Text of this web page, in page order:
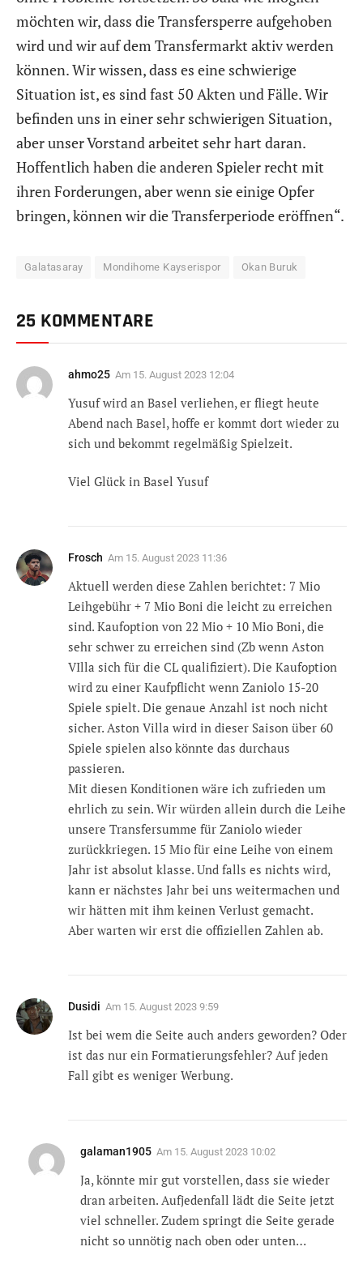
möchten wir, dass die Transfersperre aufgehoben
wird und wir auf dem Transfermarkt aktiv werden
können. Wir wissen, dass es eine schwierige
Situation ist, es sind fast 50 Akten und Fälle. Wir
befinden uns in einer sehr schwierigen Situation,
aber unser Vorstand arbeitet sehr hart daran.
Hoffentlich haben die anderen Spieler recht mit
ihren Forderungen, aber wenn sie einige Opfer
bringen, können wir die Transferperiode eröffnen“.
Galatasaray Mondihome Kayserispor Okan Buruk
25 KOMMENTARE
ahmo25 Am 15. August 2023 12:04
Yusuf wird an Basel verliehen, er fliegt heute
Abend nach Basel, hoffe er kommt dort wieder zu
sich und bekommt regelmäßig Spielzeit.
Viel Glück in Basel Yusuf
Frosch Am 15. August 2023 11:36
Aktuell werden diese Zahlen berichtet: 7 Mio
Leihgebühr + 7 Mio Boni die leicht zu erreichen
sind. Kaufoption von 22 Mio + 10 Mio Boni, die
sehr schwer zu erreichen sind (Zb wenn Aston
VIlla sich für die CL qualifiziert). Die Kaufoption
wird zu einer Kaufpflicht wenn Zaniolo 15-20
Spiele spielt. Die genaue Anzahl ist noch nicht
sicher. Aston Villa wird in dieser Saison über 60
Spiele spielen also könnte das durchaus
passieren.
Mit diesen Konditionen wäre ich zufrieden um
ehrlich zu sein. Wir würden allein durch die Leihe
unsere Transfersumme für Zaniolo wieder
zurückkriegen. 15 Mio für eine Leihe von einem
Jahr ist absolut klasse. Und falls es nichts wird,
kann er nächstes Jahr bei uns weitermachen und
wir hätten mit ihm keinen Verlust gemacht.
Aber warten wir erst die offiziellen Zahlen ab.
Dusidi Am 15. August 2023 9:59
Ist bei wem die Seite auch anders geworden? Oder
ist das nur ein Formatierungsfehler? Auf jeden
Fall gibt es weniger Werbung.
galaman1905 Am 15. August 2023 10:02
Ja, könnte mir gut vorstellen, dass sie wieder
dran arbeiten. Aufjedenfall lädt die Seite jetzt
viel schneller. Zudem springt die Seite gerade
nicht so unnötig nach oben oder unten…